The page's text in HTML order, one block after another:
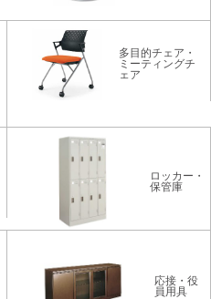
多目的チェア・
ミーティングチ
ェア
ロッカー・
保管庫
応接・役
員用具